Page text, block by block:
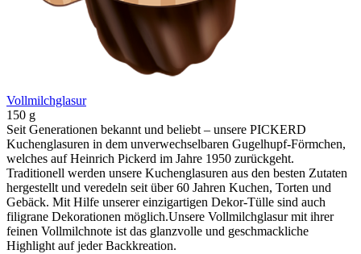
Vollmilchglasur
150 g
Seit Generationen bekannt und beliebt – unsere PICKERD
Kuchenglasuren in dem unverwechselbaren Gugelhupf-Förmchen,
welches auf Heinrich Pickerd im Jahre 1950 zurückgeht.
Traditionell werden unsere Kuchenglasuren aus den besten Zutaten
hergestellt und veredeln seit über 60 Jahren Kuchen, Torten und
Gebäck. Mit Hilfe unserer einzigartigen Dekor-Tülle sind auch
filigrane Dekorationen möglich.Unsere Vollmilchglasur mit ihrer
feinen Vollmilchnote ist das glanzvolle und geschmackliche
Highlight auf jeder Backkreation.